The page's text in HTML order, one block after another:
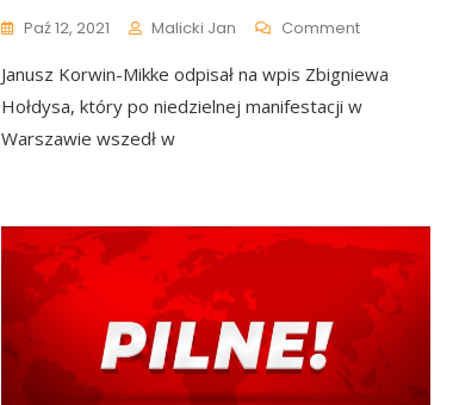
Paź 12, 2021 Malicki Jan CommentOn
Mikke
Odpowiedział
Wojsko
Janusz Korwin-Mikke odpisał na wpis Zbigniewa
Hołdysa, który po niedzielnej manifestacji w
Warszawie wszedł w